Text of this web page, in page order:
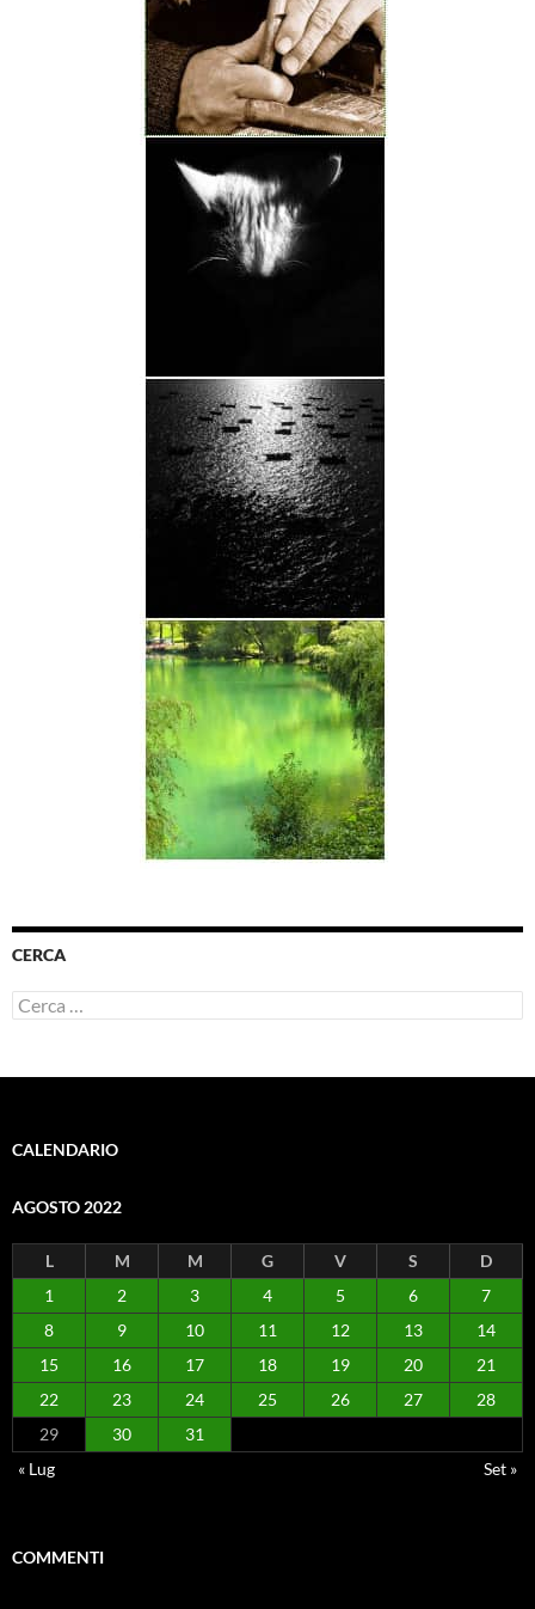
CERCA
Ricerca
per:
CALENDARIO
AGOSTO 2022
L M M G V S
D
1
2 3 4 5 6
7
8
9 10 11 12 13
14
15
16 17 18 19 20
21
22
23 24 25 26 27
28
29
30
31
« Lug
Set »
COMMENTI